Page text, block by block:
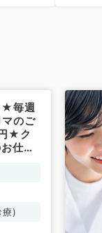
★毎週
のご
★ク
仕事
療)